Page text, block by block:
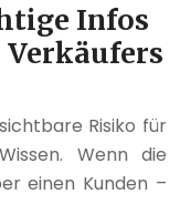
Infos
Risiko für
Wenn die
einen Kunden –